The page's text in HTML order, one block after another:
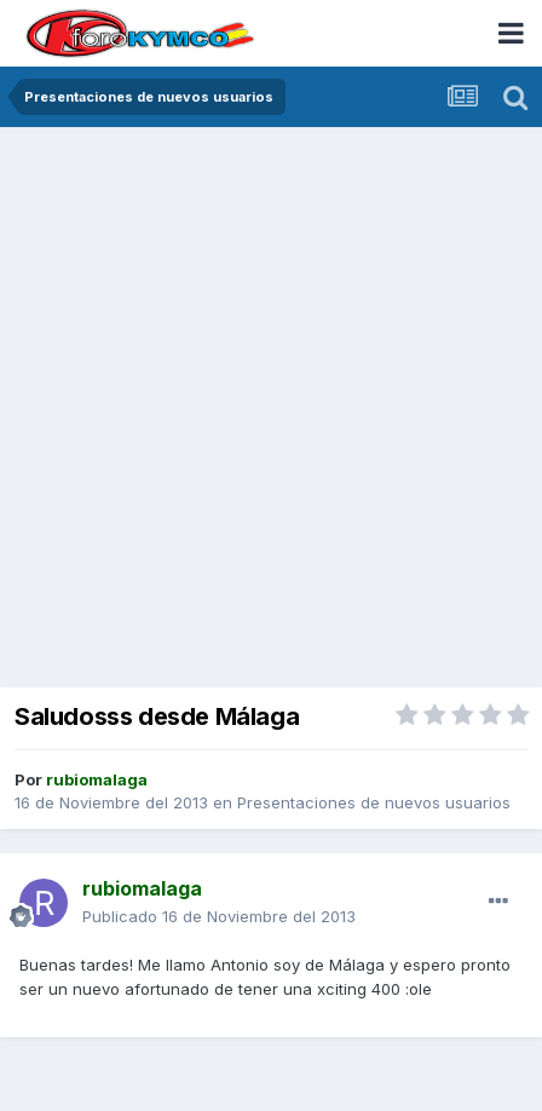
Presentaciones de nuevos usuarios
Saludosss desde Málaga
Por rubiomalaga
16 de Noviembre del 2013 en Presentaciones de nuevos usuarios
rubiomalaga
Publicado 16 de Noviembre del 2013
Buenas tardes! Me llamo Antonio soy de Málaga y espero pronto
ser un nuevo afortunado de tener una xciting 400 :ole